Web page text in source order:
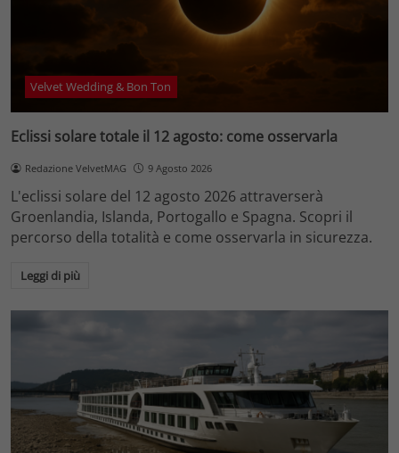
Velvet Wedding & Bon Ton
Eclissi solare totale il 12 agosto: come osservarla
Redazione VelvetMAG 9 Agosto 2026
L'eclissi solare del 12 agosto 2026 attraverserà
Groenlandia, Islanda, Portogallo e Spagna. Scopri il
percorso della totalità e come osservarla in sicurezza.
Leggi di più